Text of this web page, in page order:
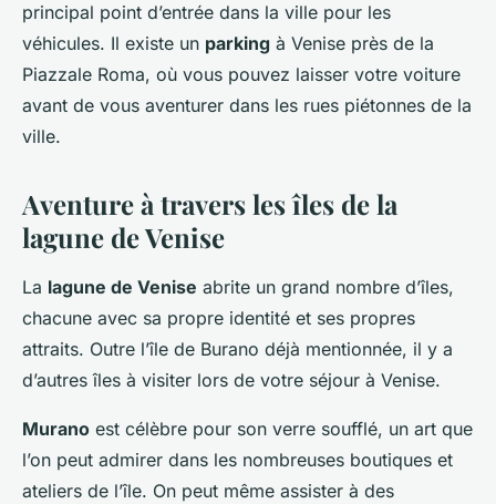
principal point d’entrée dans la ville pour les
véhicules. Il existe un parking à Venise près de la
Piazzale Roma, où vous pouvez laisser votre voiture
avant de vous aventurer dans les rues piétonnes de la
ville.
Aventure à travers les îles de la
lagune de Venise
La lagune de Venise abrite un grand nombre d’îles,
chacune avec sa propre identité et ses propres
attraits. Outre l’île de Burano déjà mentionnée, il y a
d’autres îles à visiter lors de votre séjour à Venise.
Murano est célèbre pour son verre soufflé, un art que
l’on peut admirer dans les nombreuses boutiques et
ateliers de l’île. On peut même assister à des